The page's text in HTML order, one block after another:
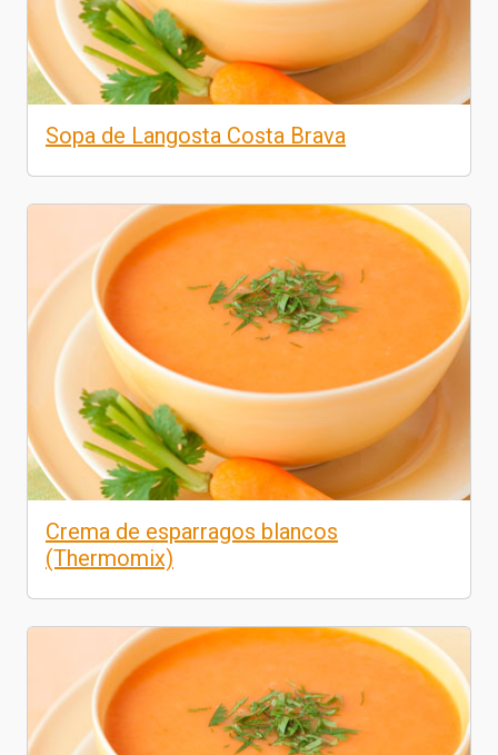
Sopa de Langosta Costa Brava
Crema de esparragos blancos
(Thermomix)